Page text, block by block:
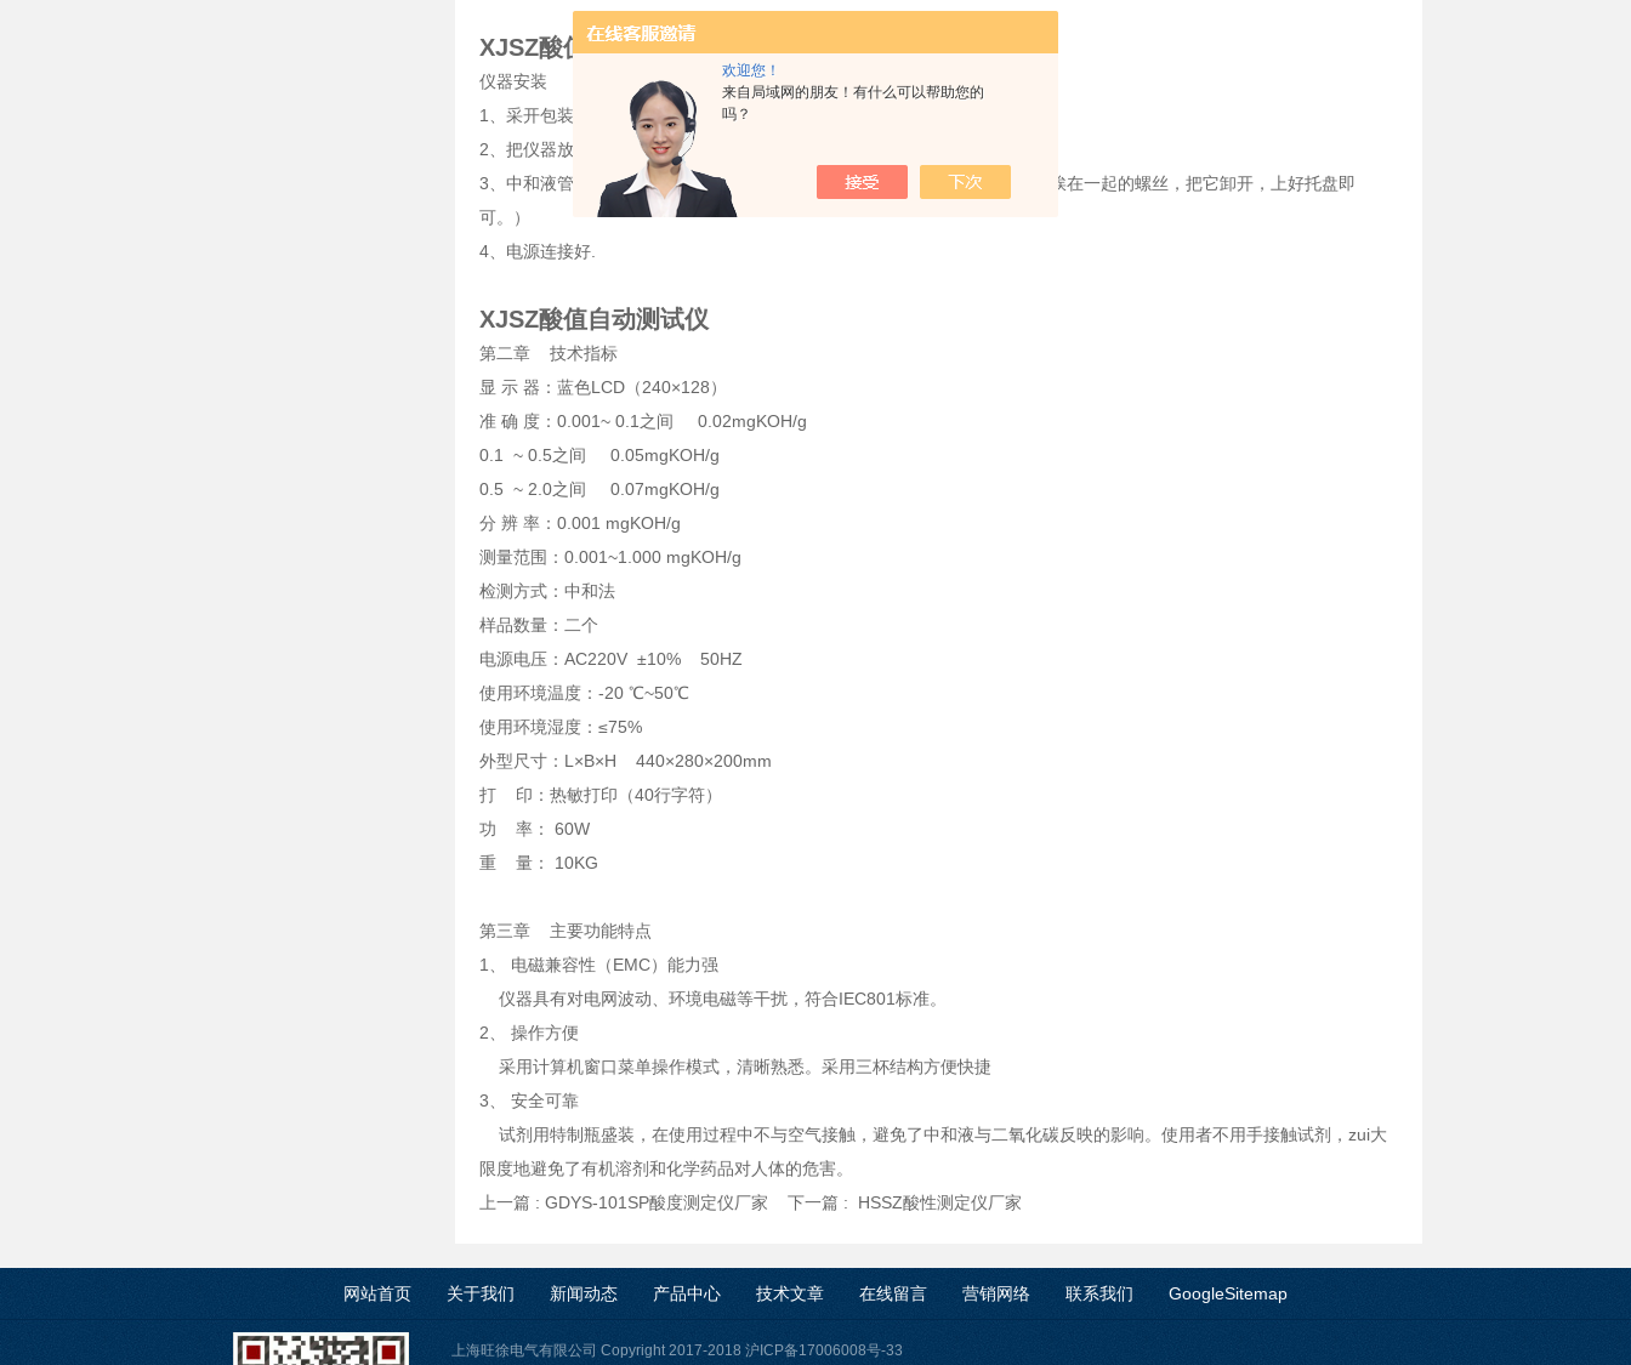
欢迎您！
来自局域网的朋友！有什么可以帮助您的
吗？
XJSZ酸值自动测试仪
仪器安装
1、采开包装箱，检查备品、配件是否齐全；
2、把仪器放置在水平的试验台面上，注意没有震动；
3、中和液管路连接好；把中和液瓶托盘安装在一起后边（注意后边有两个紧挨在一起的螺丝，把它卸开，上好托盘即
可。）
4、电源连接好.
XJSZ酸值自动测试仪
第二章 技术指标
显 示 器：蓝色LCD（240×128）
准 确 度：0.001~ 0.1之间 0.02mgKOH/g
0.1 ~ 0.5之间 0.05mgKOH/g
0.5 ~ 2.0之间 0.07mgKOH/g
分 辨 率：0.001 mgKOH/g
测量范围：0.001~1.000 mgKOH/g
检测方式：中和法
样品数量：二个
电源电压：AC220V ±10% 50HZ
使用环境温度：-20 ℃~50℃
使用环境湿度：≤75%
外型尺寸：L×B×H 440×280×200mm
打 印：热敏打印（40行字符）
功 率： 60W
重 量： 10KG
第三章 主要功能特点
1、 电磁兼容性（EMC）能力强
仪器具有对电网波动、环境电磁等干扰，符合IEC801标准。
2、 操作方便
采用计算机窗口菜单操作模式，清晰熟悉。采用三杯结构方便快捷
3、 安全可靠
试剂用特制瓶盛装，在使用过程中不与空气接触，避免了中和液与二氧化碳反映的影响。使用者不用手接触试剂，zui大
限度地避免了有机溶剂和化学药品对人体的危害。
上一篇 : GDYS-101SP酸度测定仪厂家 下一篇 : HSSZ酸性测定仪厂家
网站首页 关于我们 新闻动态 产品中心 技术文章 在线留言 营销网络 联系我们 GoogleSitemap
上海旺徐电气有限公司 Copyright 2017-2018 沪ICP备17006008号-33